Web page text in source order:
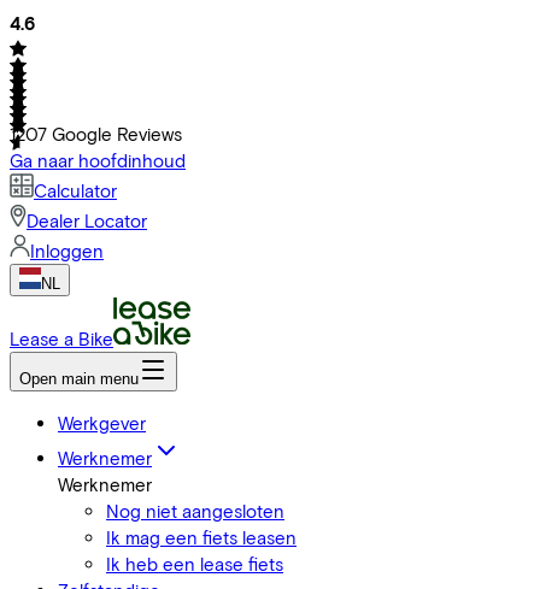
4.6
1207 Google Reviews
Ga naar hoofdinhoud
Calculator
Dealer Locator
Inloggen
NL
Lease a Bike
Open main menu
Werkgever
Werknemer
Werknemer
Nog niet aangesloten
Ik mag een fiets leasen
Ik heb een lease fiets